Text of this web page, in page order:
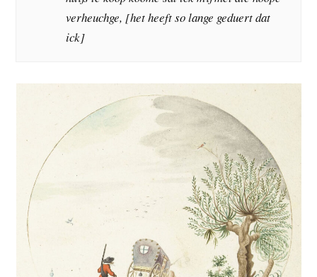
verheuchge, [het heeft so lange geduert dat
ick]